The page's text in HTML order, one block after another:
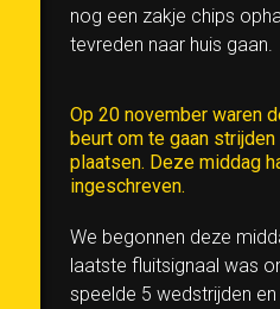
nog een zakje chips
tevreden naar huis gaan.
Op 20 november waren
beurt om te gaan
plaatsen. Deze middag
ingeschreven.
We begonnen deze
laatste fluitsignaal was
speelde 5 wedstrijden